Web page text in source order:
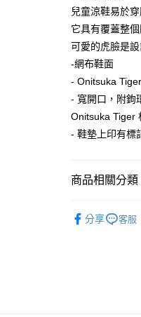
每筆NT$80，
付款後全家取貨
每筆NT$80，
萊爾富取貨付款
每筆NT$80，
付款後萊爾富
每筆NT$80，
每筆NT$80，
付款後7-11取貨
兒童涼鞋易於穿
它具有覆蓋整
可愛的虎臉是設
-網布鞋面
- Onitsuka
- 寬開口，附鉤
Onitsuka Tiger
- 鞋墊上印有標
商品相關分類
分享 客服